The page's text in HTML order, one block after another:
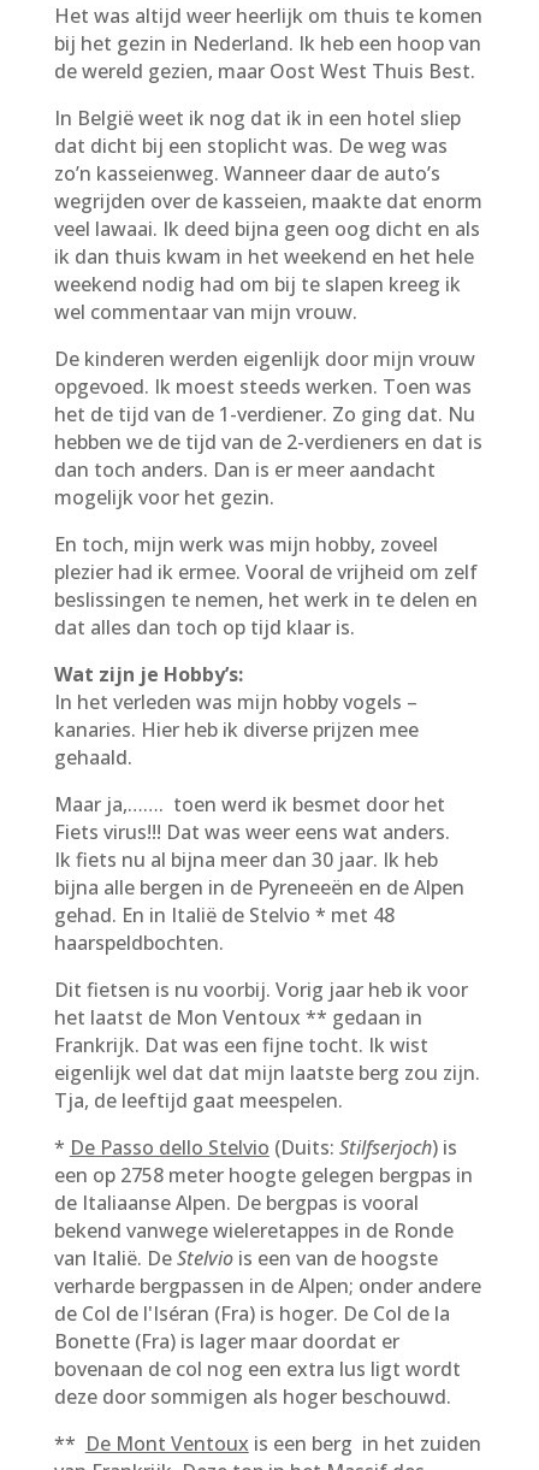
Het was altijd weer heerlijk om thuis te komen
bij het gezin in Nederland. Ik heb een hoop van
de wereld gezien, maar Oost West Thuis Best.
In België weet ik nog dat ik in een hotel sliep
dat dicht bij een stoplicht was. De weg was
zo’n kasseienweg. Wanneer daar de auto’s
wegrijden over de kasseien, maakte dat enorm
veel lawaai. Ik deed bijna geen oog dicht en als
ik dan thuis kwam in het weekend en het hele
weekend nodig had om bij te slapen kreeg ik
wel commentaar van mijn vrouw.
De kinderen werden eigenlijk door mijn vrouw
opgevoed. Ik moest steeds werken. Toen was
het de tijd van de 1-verdiener. Zo ging dat. Nu
hebben we de tijd van de 2-verdieners en dat is
dan toch anders. Dan is er meer aandacht
mogelijk voor het gezin.
En toch, mijn werk was mijn hobby, zoveel
plezier had ik ermee. Vooral de vrijheid om zelf
beslissingen te nemen, het werk in te delen en
dat alles dan toch op tijd klaar is.
Wat zijn je Hobby’s:
In het verleden was mijn hobby vogels –
kanaries. Hier heb ik diverse prijzen mee
gehaald.
Maar ja,……. toen werd ik besmet door het
Fiets virus!!! Dat was weer eens wat anders.
Ik fiets nu al bijna meer dan 30 jaar. Ik heb
bijna alle bergen in de Pyreneeën en de Alpen
gehad. En in Italië de Stelvio * met 48
haarspeldbochten.
Dit fietsen is nu voorbij. Vorig jaar heb ik voor
het laatst de Mon Ventoux ** gedaan in
Frankrijk. Dat was een fijne tocht. Ik wist
eigenlijk wel dat dat mijn laatste berg zou zijn.
Tja, de leeftijd gaat meespelen.
* De Passo dello Stelvio (Duits: Stilfserjoch) is
een op 2758 meter hoogte gelegen bergpas in
de Italiaanse Alpen. De bergpas is vooral
bekend vanwege wieleretappes in de Ronde
van Italië. DeStelviois een van de hoogste
verharde bergpassen in de Alpen; onder andere
de Col de l'Iséran (Fra) is hoger. De Col de la
Bonette (Fra) is lager maar doordat er
bovenaan de col nog een extra lus ligt wordt
deze door sommigen als hoger beschouwd.
** De Mont Ventoux is een berg in het zuiden